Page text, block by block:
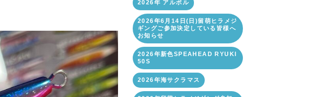
2026年 アルボル
2026年6月14日(日)留萌ヒラメジ
ギングご参加決定している皆様へ
お知らせ
2026年新色SPEAHEAD RYUKI
50S
2026年海サクラマス